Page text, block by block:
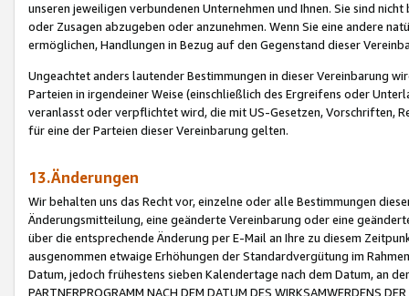
unseren jeweiligen verbundenen Unternehmen und Ihnen. Sie sind
oder Zusagen abzugeben oder anzunehmen. Wenn Sie eine andere
ermöglichen, Handlungen in Bezug auf den Gegenstand dieser
Ungeachtet anders lautender Bestimmungen in dieser Vereinbarung
Parteien in irgendeiner Weise (einschließlich des Ergreifens oder
veranlasst oder verpflichtet wird, die mit US-Gesetzen, Vorschriften,
für eine der Parteien dieser Vereinbarung gelten.
13.Änderungen
Wir behalten uns das Recht vor, einzelne oder alle Bestimmungen
Änderungsmitteilung, eine geänderte Vereinbarung oder eine
über die entsprechende Änderung per E-Mail an Ihre zu diesem
ausgenommen etwaige Erhöhungen der Standardvergütung im
Datum, jedoch frühestens sieben Kalendertage nach dem Datum, an
PARTNERPROGRAMM NACH DEM DATUM DES WIRKSAMWERDENS